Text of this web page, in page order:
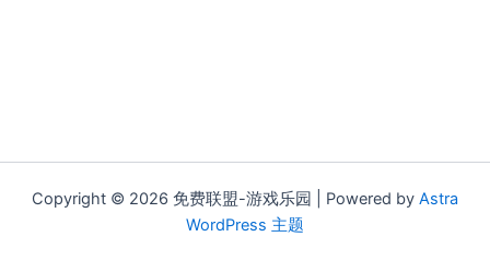
Copyright © 2026 免费联盟-游戏乐园 | Powered by Astra
WordPress 主题